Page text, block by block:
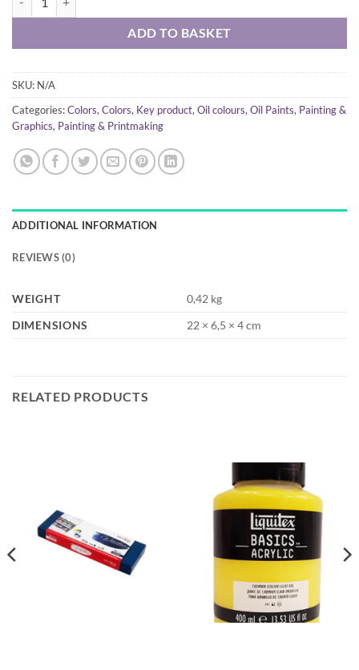
ADD TO BASKET
SKU: N/A
Categories:Colors,Colors, Key product,Oil colours,Oil Paints, Painting &
Graphics, Painting & Printmaking
ADDITIONAL INFORMATION
REVIEWS (0)
WEIGHT
0,42 kg
DIMENSIONS
22 × 6,5 × 4 cm
RELATED PRODUCTS